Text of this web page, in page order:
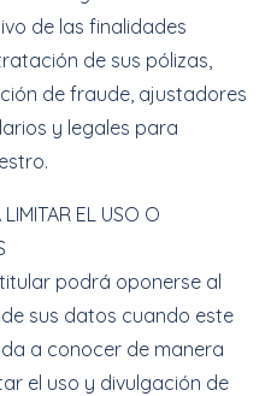
de las finalidades
de sus pólizas,
de fraude, ajustadores
y legales para
EL USO O
podrá oponerse al
sus datos cuando este
a conocer de manera
el uso y divulgación de